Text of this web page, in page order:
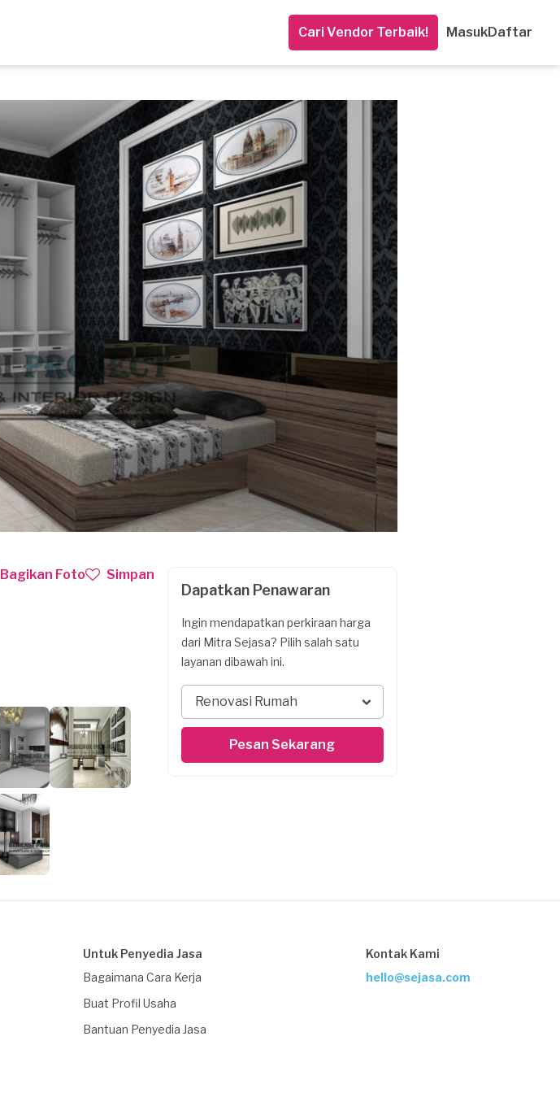
Cari Vendor Terbaik! MasukDaftar
Bagikan Foto Simpan
Dapatkan Penawaran
Ingin mendapatkan perkiraan harga
dari Mitra Sejasa? Pilih salah satu
layanan dibawah ini.
Renovasi Rumah
Pesan Sekarang
Untuk Penyedia Jasa
Bagaimana Cara Kerja
Buat Profil Usaha
Bantuan Penyedia Jasa
Kontak Kami
hello@sejasa.com